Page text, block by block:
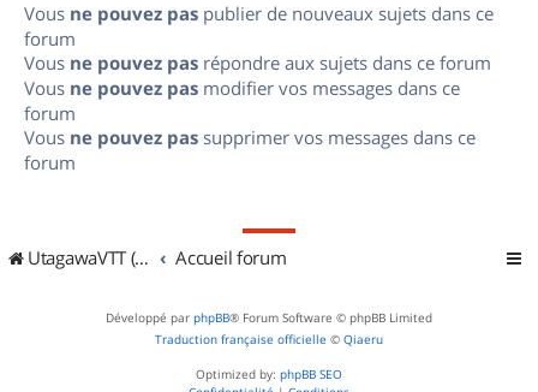
Vous ne pouvez pas publier de nouveaux sujets dans ce
forum
Vous ne pouvez pas répondre aux sujets dans ce forum
Vous ne pouvez pas modifier vos messages dans ce
forum
Vous ne pouvez pas supprimer vos messages dans ce
forum
UtagawaVTT (Randos VTT et VTTAE avec traces GPS) Accueil forum
Développé par phpBB® Forum Software © phpBB Limited
Traduction française officielle © Qiaeru
Optimized by: phpBB SEO